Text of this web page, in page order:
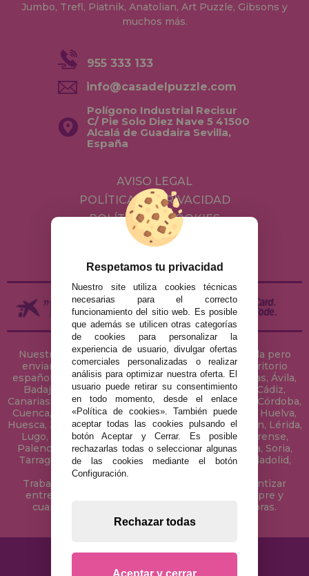
Jumbo, Trefl, Piatnik, Anatolian, Art Puzzle, Gibsons y
muchos más.
955 333 133
info@casadelpuzzle.com
Polígono Industrial Recisur
C/ Pie Solo Diez Nave 5 41500
Alcalá de Guadaira Sevilla,
España
AVISO LEGAL
POLÍTICA DE PRIVACIDAD
POLÍTICA DE COOKIES
ENVÍOS Y DEVOLUCIONES
Nuestra tienda de puzzles está ubicada en Sevilla pero
enviamos tus puzzles a cualquier ciudad del territorio
español: Álava, Albacete, Alicante, Almería, Asturias, Ávila,
Badajoz, Baleares, Barcelona, Burgos, Cáceres, Cádiz,
Canarias, Cantabria, Castellón, Ceuta, Ciudad Real, Córdoba,
Cuenca, Gerona, Granada, Guadalajara, Guipúzcoa, Huelva,
Huesca, Jaén, La Coruña, La Rioja, Las Palmas, Leon, Lérida,
Lugo, Madrid, Málaga, Melilla, Murcia, Navarra, Orense,
Palencia, Pontevedra, Salamanca, Segovia, Sevilla, Soria,
Tarragona, Tenerife, Teruel, Toledo, Valencia, Valladolid,
Vizcaya, Zamora y Zaragoza.
Trabajamos con Stocks permanentes para garantizar
entregas rápidas en territorio peninsular, siempre y
cuando el pedido se realice antes de las 18 horas.
Respetamos tu privacidad
Nuestro site utiliza cookies técnicas
necesarias para el correcto
funcionamiento del sitio web. Es posible
que además se utilicen otras categorías
de cookies para personalizar la
experiencia de usuario, divulgar ofertas
comerciales personalizadas o realizar
análisis para optimizar nuestra oferta. El
usuario puede retirar su consentimiento
en todo momento, desde el enlace
«Política de cookies». También puede
aceptar todas las cookies pulsando el
botón Aceptar y Cerrar. Es posible
rechazarlas todas o seleccionar algunas
de las cookies mediante el botón
Configuración.
Rechazar todas
Aceptar y cerrar